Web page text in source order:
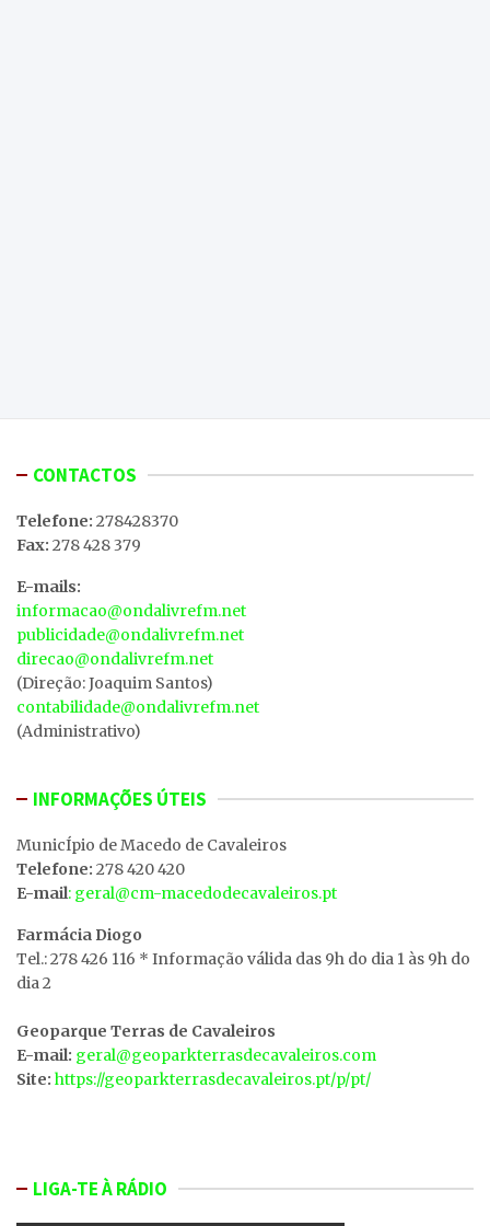
CONTACTOS
Telefone: 278428370
Fax: 278 428 379
E-mails:
informacao@ondalivrefm.net
publicidade@ondalivrefm.net
direcao@ondalivrefm.net
(Direção: Joaquim Santos)
contabilidade@ondalivrefm.net
(Administrativo)
INFORMAÇÕES ÚTEIS
MunicÍpio de Macedo de Cavaleiros
Telefone: 278 420 420
E-mail: geral@cm-macedodecavaleiros.pt
Farmácia Diogo
Tel.: 278 426 116 * Informação válida das 9h do dia 1 às 9h do
dia 2
Geoparque Terras de Cavaleiros
E-mail: geral@geoparkterrasdecavaleiros.com
Site: https://geoparkterrasdecavaleiros.pt/p/pt/
LIGA-TE À RÁDIO